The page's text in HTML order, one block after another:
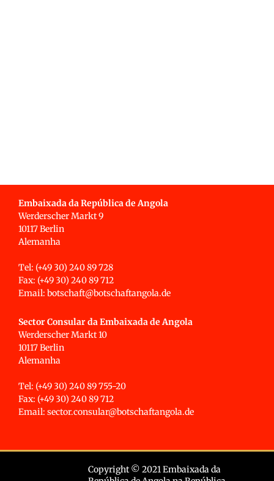
Embaixada da República de Angola
Werderscher Markt 9
10117 Berlin
Alemanha
Tel: (+49 30) 240 89 728
Fax: (+49 30) 240 89 712
Email: botschaft@botschaftangola.de
Sector Consular da Embaixada de Angola
Werderscher Markt 10
10117 Berlin
Alemanha
Tel: (+49 30) 240 89 755-20
Fax: (+49 30) 240 89 712
Email: sector.consular@botschaftangola.de
Copyright © 2021 Embaixada da